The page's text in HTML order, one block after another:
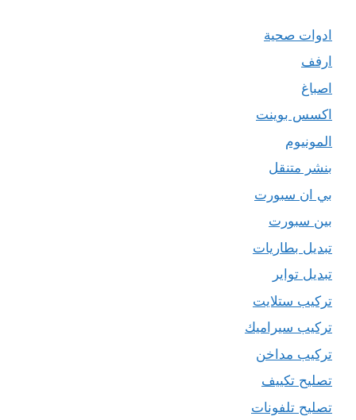
ادوات صحية
ارفف
اصباغ
اكسس بوينت
المونيوم
بنشر متنقل
بي ان سبورت
بين سبورت
تبديل بطاريات
تبديل تواير
تركيب ستلايت
تركيب سيراميك
تركيب مداخن
تصليح تكييف
تصليح تلفونات